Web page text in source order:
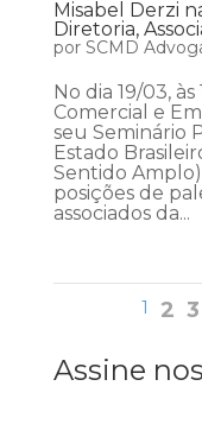
Misabel Derzi
Diretoria,
por SCMD
No dia 19/03,
Comercial e
seu Seminário
Estado
Sentido
posições de
associados da...
1 2 3
Assine